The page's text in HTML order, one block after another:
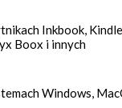
Inkbook,
Boox i innych
Windows,